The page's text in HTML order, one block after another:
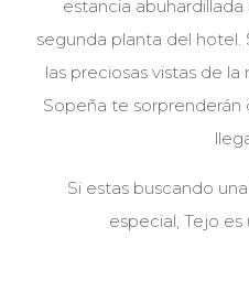
estancia
segunda planta del hotel.
las preciosas vistas de
Sopeña te
Si estas buscando
especial, Tejo